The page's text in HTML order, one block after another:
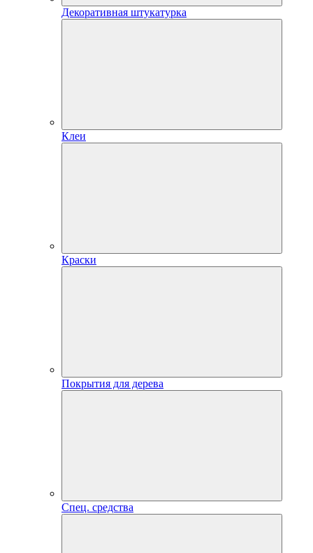
Декоративная штукатурка
Клеи
Краски
Покрытия для дерева
Спец. средства